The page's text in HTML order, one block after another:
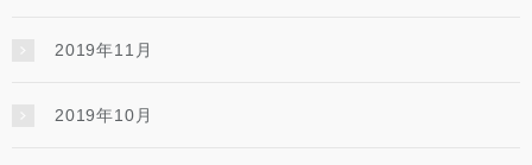
2019年11月
2019年10月